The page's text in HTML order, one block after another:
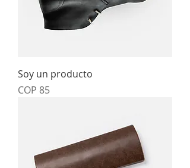
Soy un producto
Price
COP 85